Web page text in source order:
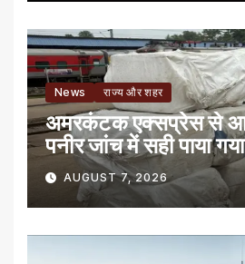
News राज्य और शहर
अमरकंटक एक्सप्रेस से
पनीर जांच में सही पाया गया
AUGUST 7, 2026